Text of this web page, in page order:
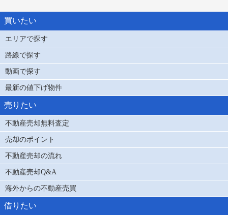
買いたい
エリアで探す
路線で探す
動画で探す
最新の値下げ物件
売りたい
不動産売却無料査定
売却のポイント
不動産売却の流れ
不動産売却Q&A
海外からの不動産売買
借りたい